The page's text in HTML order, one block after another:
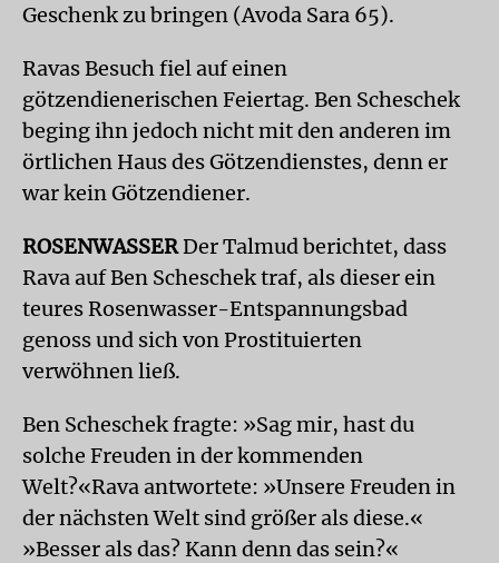
Geschenk zu bringen (Avoda Sara 65).
Ravas Besuch fiel auf einen
götzendienerischen Feiertag. Ben Scheschek
beging ihn jedoch nicht mit den anderen im
örtlichen Haus des Götzendienstes, denn er
war kein Götzendiener.
ROSENWASSERDer Talmud berichtet, dass
Rava auf Ben Scheschek traf, als dieser ein
teures Rosenwasser-Entspannungsbad
genoss und sich von Prostituierten
verwöhnen ließ.
Ben Scheschek fragte: »Sag mir, hast du
solche Freuden in der kommenden
Welt?«Rava antwortete: »Unsere Freuden in
der nächsten Welt sind größer als diese.«
»Besser als das? Kann denn das sein?«